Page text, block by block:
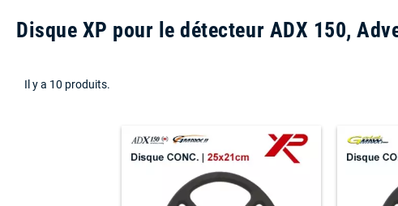
Disque XP pour le détecteur ADX 150,
Il y a 10 produits.